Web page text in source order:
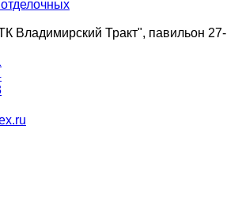
Владимирский Тракт", павильон 27-